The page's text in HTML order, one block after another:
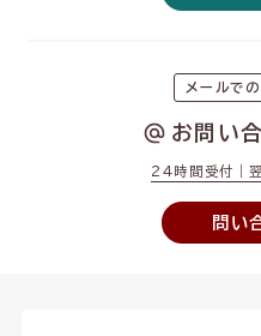
メールで
お問い
24時間受付｜
問い